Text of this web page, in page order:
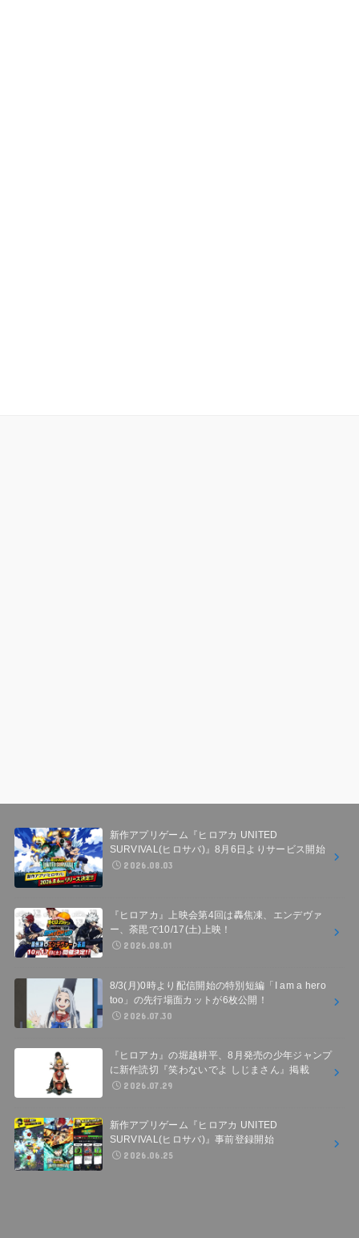
新作アプリゲーム『ヒロアカ UNITED
SURVIVAL(ヒロサバ)』8月6日よりサービス開始
2026.08.03
『ヒロアカ』上映会第4回は轟焦凍、エンデヴァ
ー、荼毘で10/17(土)上映！
2026.08.01
8/3(月)0時より配信開始の特別短編「I am a hero
too」の先行場面カットが6枚公開！
2026.07.30
『ヒロアカ』の堀越耕平、8月発売の少年ジャンプ
に新作読切『笑わないでよ しじまさん』掲載
2026.07.29
新作アプリゲーム『ヒロアカ UNITED
SURVIVAL(ヒロサバ)』事前登録開始
2026.06.25